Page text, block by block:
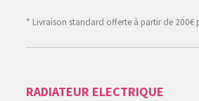
* Livraison standard offerte à partir de
RADIATEUR ELECTRIQUE